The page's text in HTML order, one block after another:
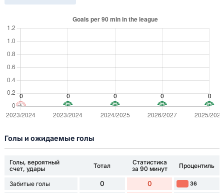
Голы и ожидаемые голы
Голы, вероятный
счет, удары
Тотал
Статистика
за 90 минут
Процентиль
Забитые голы 0 0 36